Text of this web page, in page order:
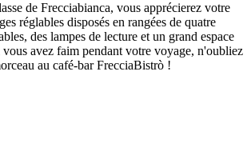
de Frecciabianca, vous apprécierez votre
réglables disposés en rangées de quatre
des lampes de lecture et un grand espace
vous avez faim pendant votre voyage, n'oubliez
au café-bar FrecciaBistrò !